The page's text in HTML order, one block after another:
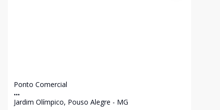
Ponto Comercial
...
Jardim Olímpico, Pouso Alegre - MG